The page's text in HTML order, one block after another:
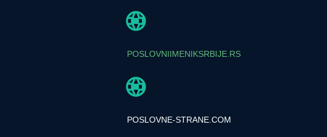
POSLOVNIIMENIKSRBIJE.RS
POSLOVNE-STRANE.COM